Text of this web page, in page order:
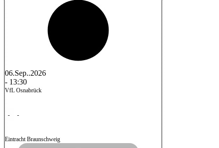
06.Sep..2026
- 13:30
VfL Osnabrück
- -
Eintracht Braunschweig